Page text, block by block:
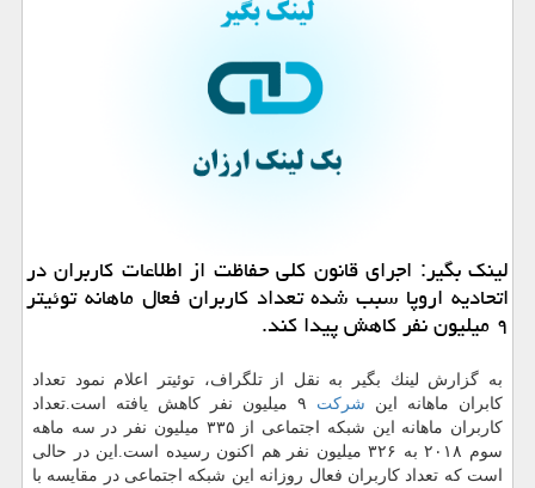
لینك بگیر: اجرای قانون كلی حفاظت از اطلاعات كاربران در
اتحادیه اروپا سبب شده تعداد كاربران فعال ماهانه توئیتر
۹ میلیون نفر كاهش پیدا كند.
به گزارش لینك بگیر به نقل از تلگراف، توئیتر اعلام نمود تعداد
كابران ماهانه این شركت
۹ میلیون نفر كاهش یافته است.تعداد
كاربران ماهانه این شبكه اجتماعی از ۳۳۵ میلیون نفر در سه ماهه
سوم ۲۰۱۸ به ۳۲۶ میلیون نفر هم اكنون رسیده است.این در حالی
است كه تعداد كاربران فعال روزانه این شبكه اجتماعی در مقایسه با